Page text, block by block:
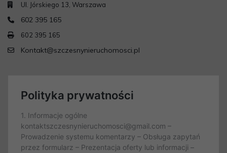
Ul. Jórskiego 13, Warszawa
602 395 165
602 395 165
Kontakt@szczesnynieruchomosci.pl